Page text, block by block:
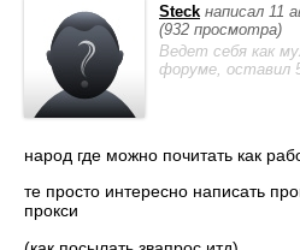
Steck написал 11
(932 просмотра)
Ведет себя как
форуме, оставил
народ где можно почитать как
те просто интересно написать
прокси